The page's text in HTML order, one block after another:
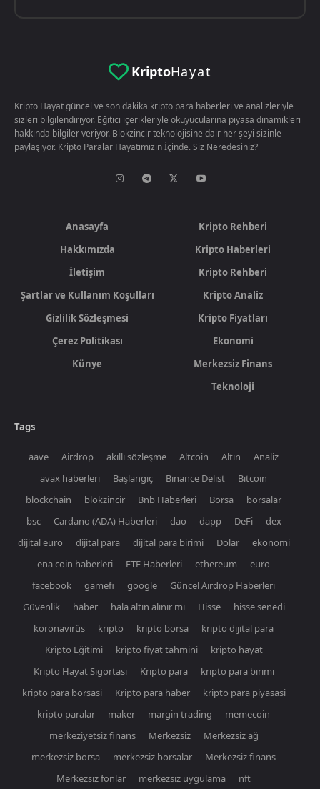
KriptoHayat
Kripto Hayat güncel ve son dakika kripto para haberleri ve analizleriyle
sizleri bilgilendiriyor. Eğitici içerikleriyle okuyucularina piyasa dinamikleri
hakkında bilgiler veriyor. Blokzincir teknolojisine dair her şeyi sizinle
paylaşıyor. Kripto Paralar Hayatımızın İçinde. Siz Neredesiniz?
Anasayfa
Hakkımızda
İletişim
Şartlar ve Kullanım Koşulları
Gizlilik Sözleşmesi
Çerez Politikası
Künye
Kripto Rehberi
Kripto Haberleri
Kripto Rehberi
Kripto Analiz
Kripto Fiyatları
Ekonomi
Merkezsiz Finans
Teknoloji
Tags
aave Airdrop akıllı sözleşme Altcoin Altın
Analiz
avax haberleri
Başlangıç Binance Delist
Bitcoin
blockchain
blokzincir Bnb Haberleri Borsa
borsalar
bsc
Cardano (ADA) Haberleri dao dapp DeFi
dex
dijital euro
dijital para dijital para birimi Dolar
ekonomi
ena coin haberleri
ETF Haberleri ethereum
euro
facebook
gamefi google
Güncel Airdrop Haberleri
Güvenlik
haber hala altın alınır mı Hisse
hisse senedi
koronavirüs
kripto kripto borsa
kripto dijital para
Kripto Eğitimi
kripto fiyat tahmini
kripto hayat
Kripto Hayat Sigortası
Kripto para
kripto para birimi
kripto para borsasi
Kripto para haber
kripto para piyasasi
kripto paralar
maker margin trading
memecoin
merkeziyetsiz finans
Merkezsiz
Merkezsiz ağ
merkezsiz borsa
merkezsiz borsalar
Merkezsiz finans
Merkezsiz fonlar
merkezsiz uygulama nft